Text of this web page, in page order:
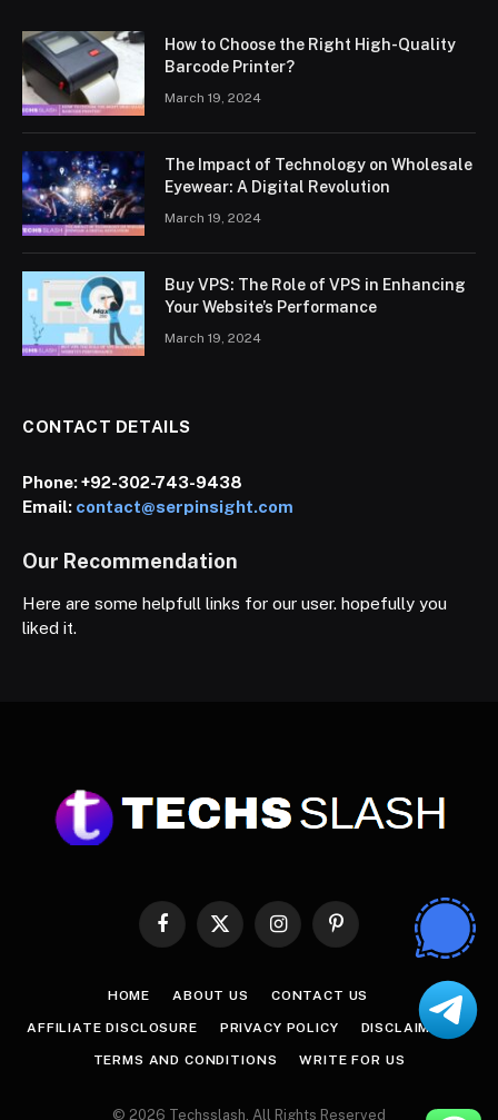
How to Choose the Right High-Quality
Barcode Printer?
March 19, 2024
The Impact of Technology on Wholesale
Eyewear: A Digital Revolution
March 19, 2024
Buy VPS: The Role of VPS in Enhancing
Your Website’s Performance
March 19, 2024
CONTACT DETAILS
Phone:+92-302-743-9438
Email: contact@serpinsight.com
Our Recommendation
Here are some helpfull links for our user. hopefully you
liked it.
Facebook
X
InstagramPinterest
HOME ABOUT US CONTACT US
AFFILIATE DISCLOSURE PRIVACY POLICY DISCLAIMER
TERMS AND CONDITIONS WRITE FOR US
© 2026 Techsslash. All Rights Reserved